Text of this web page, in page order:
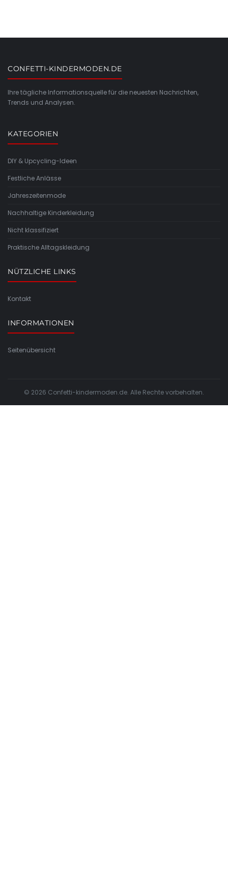
CONFETTI-KINDERMODEN.DE
Ihre tägliche Informationsquelle für die neuesten Nachrichten,
Trends und Analysen.
KATEGORIEN
DIY & Upcycling-Ideen
Festliche Anlässe
Jahreszeitenmode
Nachhaltige Kinderkleidung
Nicht klassifiziert
Praktische Alltagskleidung
NÜTZLICHE LINKS
Kontakt
INFORMATIONEN
Seitenübersicht
© 2026 Confetti-kindermoden.de. Alle Rechte vorbehalten.